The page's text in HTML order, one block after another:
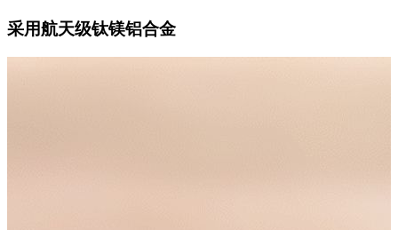
采用航天级钛镁铝合金